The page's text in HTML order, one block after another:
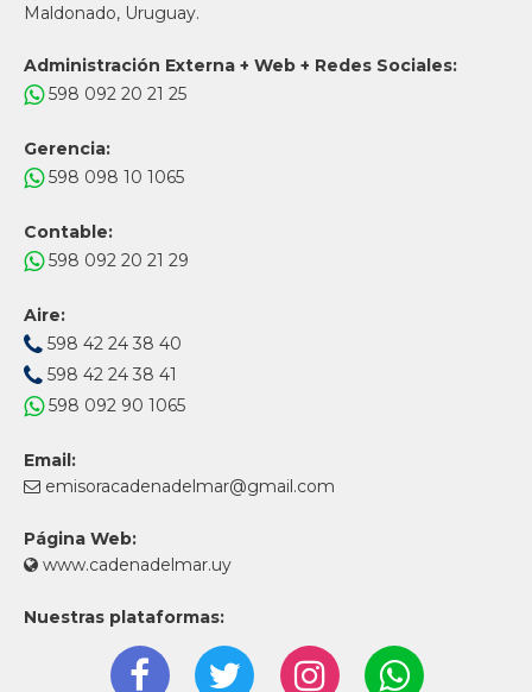
Maldonado, Uruguay.
Administración Externa + Web + Redes Sociales:
598 092 20 21 25
Gerencia:
598 098 10 1065
Contable:
598 092 20 21 29
Aire:
598 42 24 38 40
598 42 24 38 41
598 092 90 1065
Email:
emisoracadenadelmar@gmail.com
Página Web:
www.cadenadelmar.uy
Nuestras plataformas: